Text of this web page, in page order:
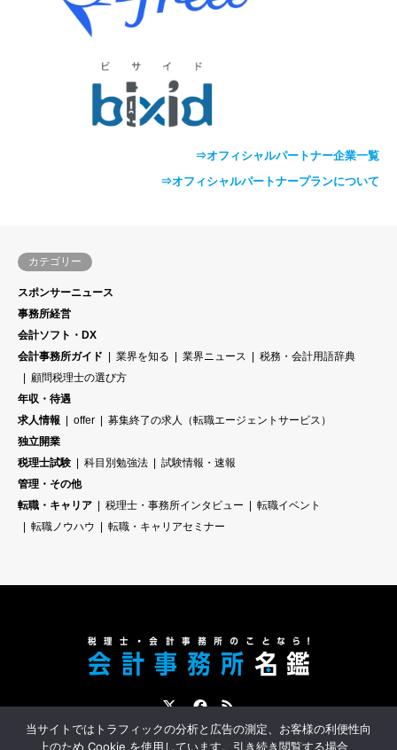
⇒オフィシャルパートナー企業一覧
⇒オフィシャルパートナープランについて
カテゴリー
スポンサーニュース
事務所経営
会計ソフト・DX
会計事務所ガイド
業界を知る 業界ニュース
税務・会計用語辞典
顧問税理士の選び方
年収・待遇
求人情報
offer
募集終了の求人（転職エージェントサービス）
独立開業
税理士試験
科目別勉強法
試験情報・速報
管理・その他
転職・キャリア
税理士・事務所インタビュー
転職イベント
転職ノウハウ
転職・キャリアセミナー
TwitterFacebookRSS
会計事務所名鑑とは？ 会計事務所への転職サポート スポンサー募集
当サイトではトラフィックの分析と広告の測定、お客様の利便性向
上のため Cookie を使用しています。引き続き閲覧する場合、